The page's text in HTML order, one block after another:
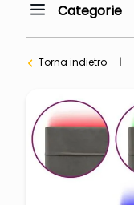
Categorie
Torna indietro